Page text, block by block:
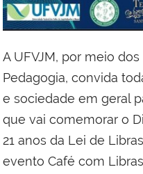
A UFVJM, por meio
Pedagogia, convida
e sociedade em geral
que vai comemorar o
21 anos da Lei de
evento Café com